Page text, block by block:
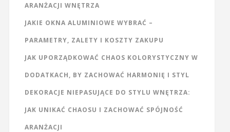
ARANŻACJI WNĘTRZA
JAKIE OKNA ALUMINIOWE WYBRAĆ –
PARAMETRY, ZALETY I KOSZTY ZAKUPU
JAK UPORZĄDKOWAĆ CHAOS KOLORYSTYCZNY W
DODATKACH, BY ZACHOWAĆ HARMONIĘ I STYL
DEKORACJE NIEPASUJĄCE DO STYLU WNĘTRZA:
JAK UNIKAĆ CHAOSU I ZACHOWAĆ SPÓJNOŚĆ
ARANŻACJI